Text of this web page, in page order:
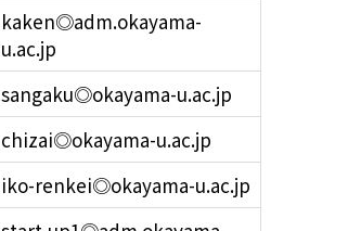
kaken◎adm.okayama-
u.ac.jp
sangaku◎okayama-u.ac.jp
chizai◎okayama-u.ac.jp
iko-renkei◎okayama-u.ac.jp